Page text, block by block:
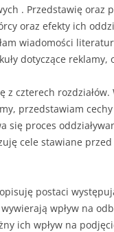
. Przedstawię oraz
oraz efekty ich
wiadomości
dotyczące reklamy,
z czterech
przedstawiam
się proces
cele stawiane
postaci
wpływ na
ich wpływ na